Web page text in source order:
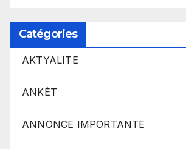
Catégories
AKTYALITE
ANKÈT
ANNONCE IMPORTANTE